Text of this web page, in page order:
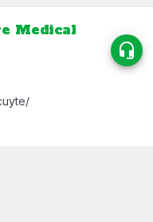
Medical